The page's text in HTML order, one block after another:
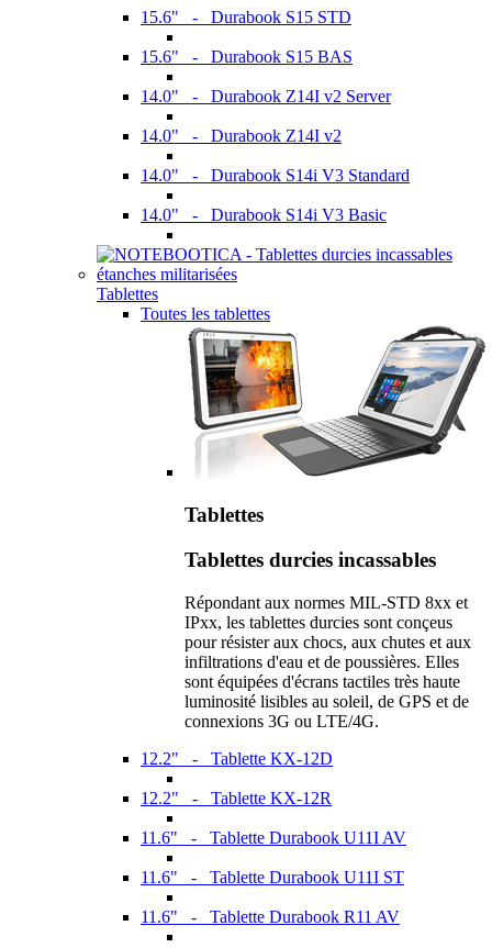
15.6" - Durabook S15 STD
15.6" - Durabook S15 BAS
14.0" - Durabook Z14I v2 Server
14.0" - Durabook Z14I v2
14.0" - Durabook S14i V3 Standard
14.0" - Durabook S14i V3 Basic
Tablettes
Toutes les tablettes
Tablettes
Tablettes durcies incassables
Répondant aux normes MIL-STD 8xx et
IPxx, les tablettes durcies sont conçeus
pour résister aux chocs, aux chutes et aux
infiltrations d'eau et de poussières. Elles
sont équipées d'écrans tactiles très haute
luminosité lisibles au soleil, de GPS et de
connexions 3G ou LTE/4G.
12.2" - Tablette KX-12D
12.2" - Tablette KX-12R
11.6" - Tablette Durabook U11I AV
11.6" - Tablette Durabook U11I ST
11.6" - Tablette Durabook R11 AV